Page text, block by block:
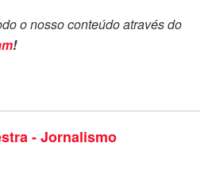
o nosso conteúdo através do
!
- Jornalismo